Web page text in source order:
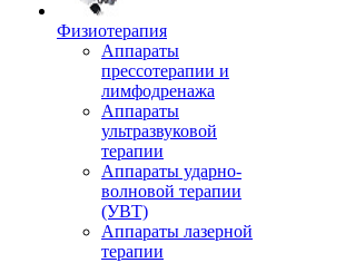
Физиотерапия
Аппараты
прессотерапии и
лимфодренажа
Аппараты
ультразвуковой
терапии
Аппараты ударно-
волновой терапии
(УВТ)
Аппараты лазерной
терапии